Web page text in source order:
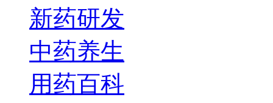
新药研发
中药养生
用药百科